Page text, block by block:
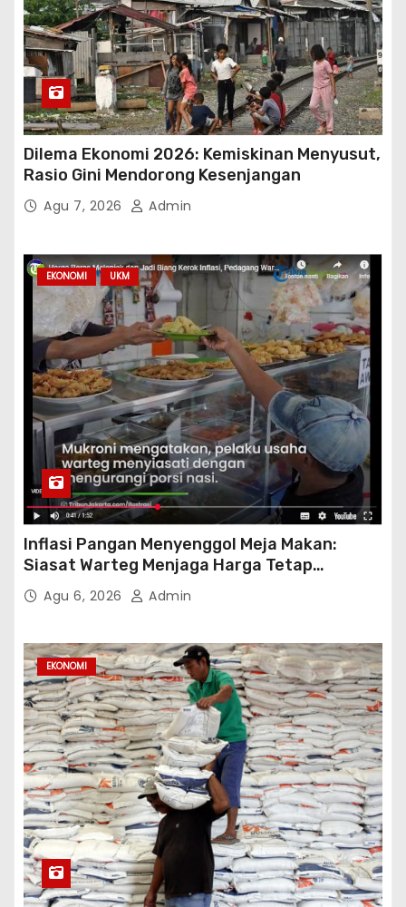
Dilema Ekonomi 2026: Kemiskinan Menyusut,
Rasio Gini Mendorong Kesenjangan
Agu 7, 2026 Admin
EKONOMI UKM
Inflasi Pangan Menyenggol Meja Makan:
Siasat Warteg Menjaga Harga Tetap
Terjangkau
Agu 6, 2026 Admin
EKONOMI